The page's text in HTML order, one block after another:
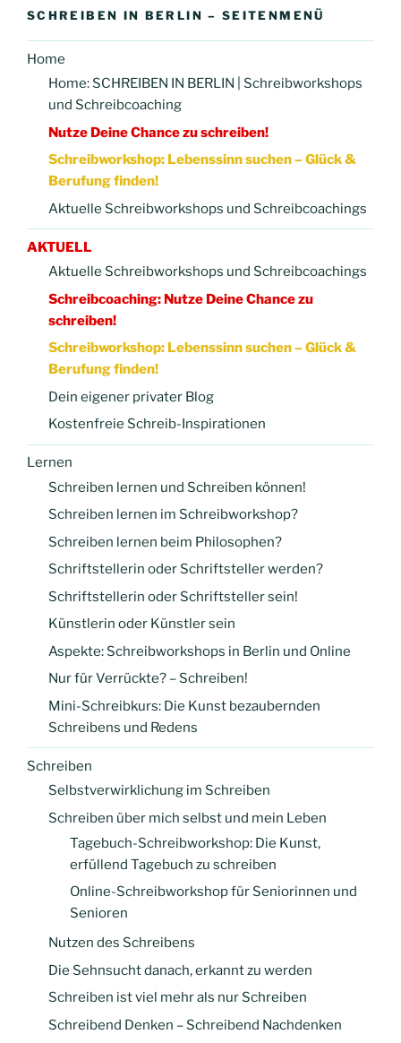
SCHREIBEN IN BERLIN – SEITENMENÜ
Home
Home: SCHREIBEN IN BERLIN | Schreibworkshops
und Schreibcoaching
Nutze Deine Chance zu schreiben!
Schreibworkshop: Lebenssinn suchen – Glück &
Berufung finden!
Aktuelle Schreibworkshops und Schreibcoachings
AKTUELL
Aktuelle Schreibworkshops und Schreibcoachings
Schreibcoaching: Nutze Deine Chance zu
schreiben!
Schreibworkshop: Lebenssinn suchen – Glück &
Berufung finden!
Dein eigener privater Blog
Kostenfreie Schreib-Inspirationen
Lernen
Schreiben lernen und Schreiben können!
Schreiben lernen im Schreibworkshop?
Schreiben lernen beim Philosophen?
Schriftstellerin oder Schriftsteller werden?
Schriftstellerin oder Schriftsteller sein!
Künstlerin oder Künstler sein
Aspekte: Schreibworkshops in Berlin und Online
Nur für Verrückte? – Schreiben!
Mini-Schreibkurs: Die Kunst bezaubernden
Schreibens und Redens
Schreiben
Selbstverwirklichung im Schreiben
Schreiben über mich selbst und mein Leben
Tagebuch-Schreibworkshop: Die Kunst,
erfüllend Tagebuch zu schreiben
Online-Schreibworkshop für Seniorinnen und
Senioren
Nutzen des Schreibens
Die Sehnsucht danach, erkannt zu werden
Schreiben ist viel mehr als nur Schreiben
Schreibend Denken – Schreibend Nachdenken